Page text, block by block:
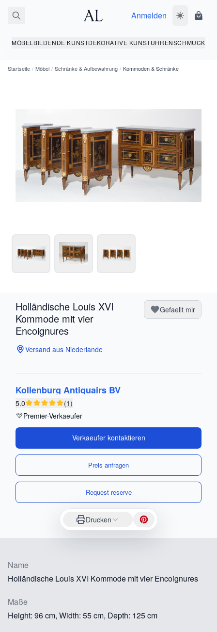
Anmelden
MÖBEL BILDENDE KUNSTDEKORATIVE KUNSTUHRENSCHMUCK
Startseite / Möbel / Schränke & Aufbewahrung / Kommoden & Schränke
Holländische Louis XVI
Kommode mit vier
Encoignures
Gefaellt mir
Versand aus Niederlande
Kollenburg Antiquairs BV
5.0
(1)
Premier-Verkaeufer
Verkaeufer kontaktieren
Preis anfragen
Request reserve
Drucken
Name
Holländische Louis XVI Kommode mit vier Encoignures
Maße
Height: 96 cm, Width: 55 cm, Depth: 125 cm